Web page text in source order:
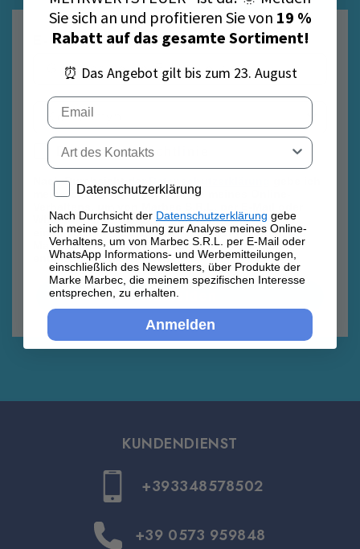
E-Mail
Datenschutzrichtlinie
Datenschutzrichtlinie
Nach Durchsicht der
meine Zustimmung zur Analyse meines Online-
WhatsApp Informations- und Werbemitteilungen,
einschließlich des Newsletters, über Produkte der
Marke Marbec, die meinem spezifischen Interesse
entsprechen, zu erhalten.
Anmelden
KUNDENDIENST
+393348578502
+39 0573 959848
Sie sich an und profitieren Sie von 19 %
Rabatt auf das gesamte Sortiment!
⏰ Das Angebot gilt bis zum 23. August
Email
Tipo di contatto
Privacy policy
Datenschutzerklärung
Nach Durchsicht der Datenschutzerklärung gebe
ich meine Zustimmung zur Analyse meines Online-
Verhaltens, um von Marbec S.R.L. per E-Mail oder
WhatsApp Informations- und Werbemitteilungen,
einschließlich des Newsletters, über Produkte der
Marke Marbec, die meinem spezifischen Interesse
entsprechen, zu erhalten.
Anmelden